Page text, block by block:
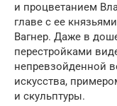
и процветанием
главе с ее
Вагнер. Даже в
перестройками
непревзойденной
искусства,
и скульптуры.